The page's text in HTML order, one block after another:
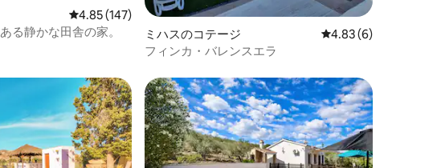
の平均評価
レビュー147件、5つ星中4.85つ星の平均評価
4.85 (147)
る静かな田舎の家。
ミハスのコテージ レビュー6件、5つ星
4.83 (6)
フィンカ・バレンスエラ